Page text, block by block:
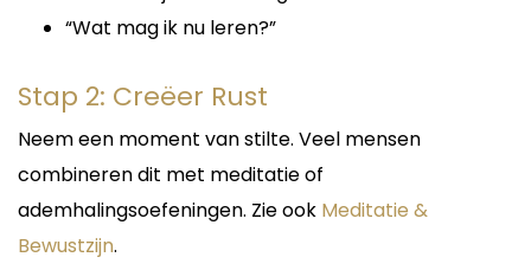
“Wat mag ik nu leren?”
Stap 2: Creëer Rust
Neem een moment van stilte. Veel mensen
combineren dit met meditatie of
ademhalingsoefeningen. Zie ook Meditatie &
Bewustzijn.